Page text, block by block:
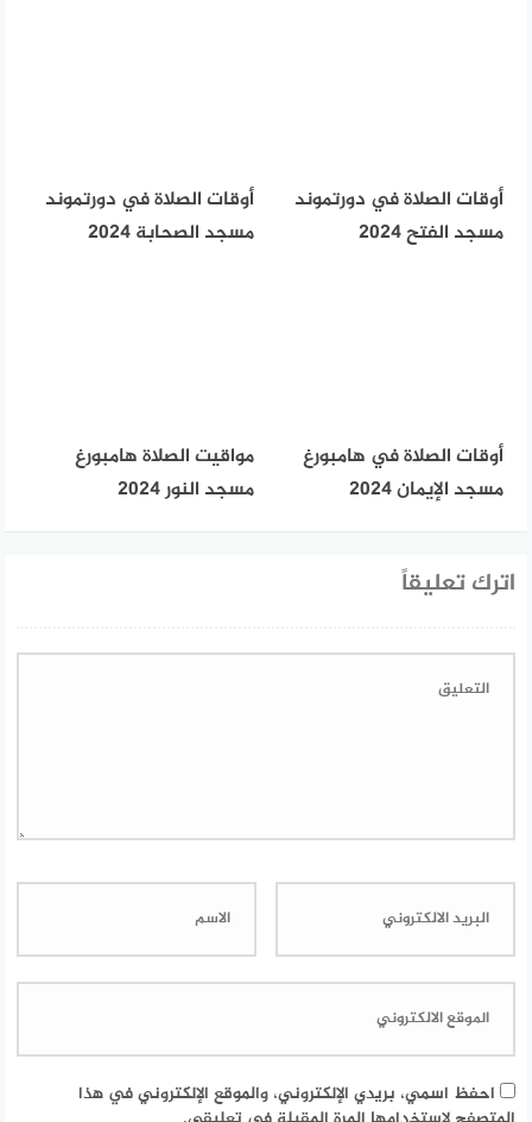
أوقات الصلاة في دورتموند
مسجد الفتح 2024
أوقات الصلاة في دورتموند
مسجد الصحابة 2024
أوقات الصلاة في هامبورغ
مسجد الإيمان 2024
مواقيت الصلاة هامبورغ
مسجد النور 2024
اترك تعليقاً
احفظ اسمي، بريدي الإلكتروني، والموقع الإلكتروني في هذا